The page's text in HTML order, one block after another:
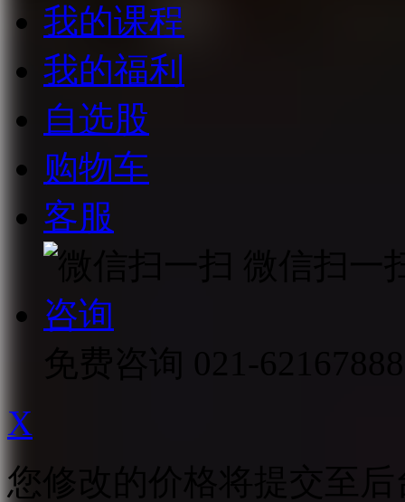
我的课程
我的福利
自选股
购物车
客服
咨询
X
您修改的价格将提交至